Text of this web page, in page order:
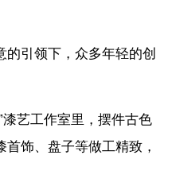
引领下，众多年轻的创
漆艺工作室里，摆件古色
饰、盘子等做工精致，